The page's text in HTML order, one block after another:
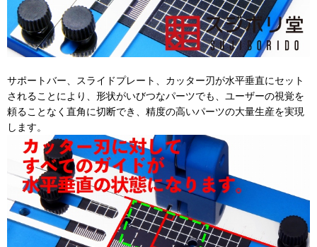
サポートバー、スライドプレート、カッター刃が水平垂直にセット
されることにより、 形状がいびつなパーツでも、ユーザーの視覚を
頼ることなく直角に切断でき、精度の高いパーツの大量生産を実現
します。